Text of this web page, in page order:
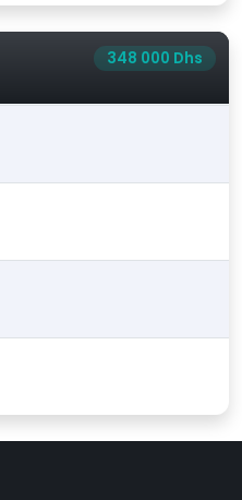
348 000 Dhs